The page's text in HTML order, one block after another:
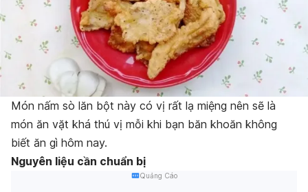
Món nấm sò lăn bột này có vị rất lạ miệng nên sẽ là
món ăn vặt khá thú vị mỗi khi bạn băn khoăn không
biết ăn gì hôm nay.
Nguyên liệu cần chuẩn bị
Quảng Cáo